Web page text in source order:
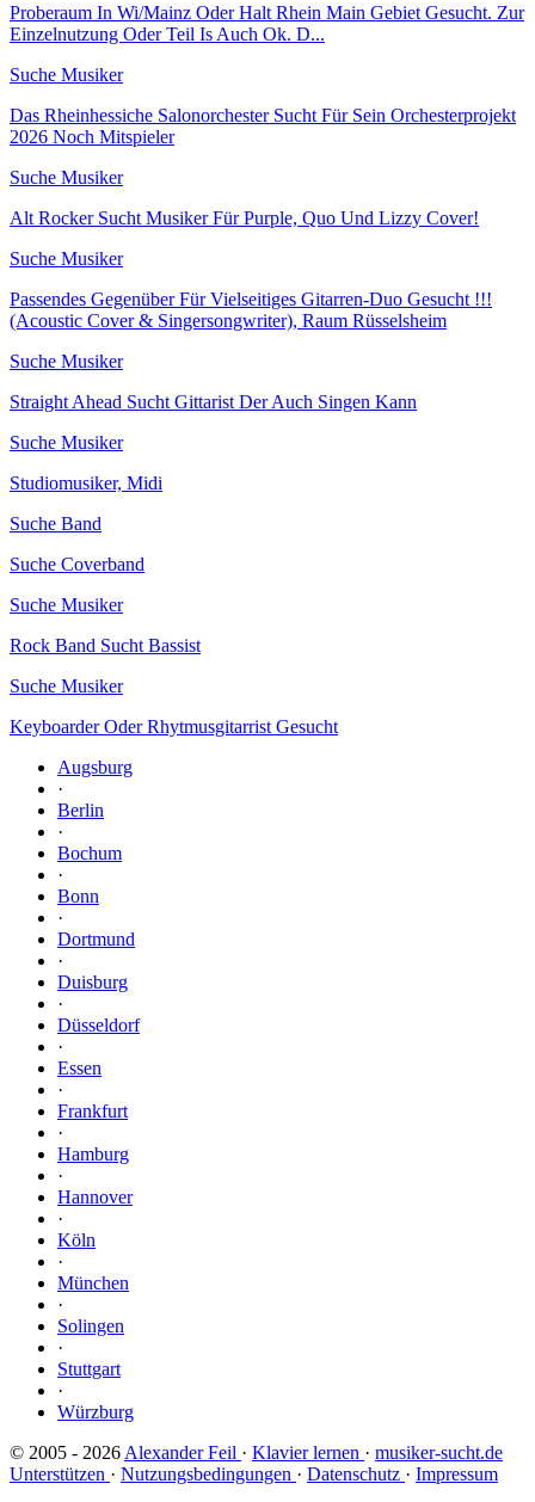
Proberaum In Wi/Mainz Oder Halt Rhein Main Gebiet Gesucht. Zur
Einzelnutzung Oder Teil Is Auch Ok. D...
Suche Musiker
Das Rheinhessiche Salonorchester Sucht Für Sein Orchesterprojekt
2026 Noch Mitspieler
Suche Musiker
Alt Rocker Sucht Musiker Für Purple, Quo Und Lizzy Cover!
Suche Musiker
Passendes Gegenüber Für Vielseitiges Gitarren-Duo Gesucht !!!
(Acoustic Cover & Singersongwriter), Raum Rüsselsheim
Suche Musiker
Straight Ahead Sucht Gittarist Der Auch Singen Kann
Suche Musiker
Studiomusiker, Midi
Suche Band
Suche Coverband
Suche Musiker
Rock Band Sucht Bassist
Suche Musiker
Keyboarder Oder Rhytmusgitarrist Gesucht
Augsburg
·
Berlin
·
Bochum
·
Bonn
·
Dortmund
·
Duisburg
·
Düsseldorf
·
Essen
·
Frankfurt
·
Hamburg
·
Hannover
·
Köln
·
München
·
Solingen
·
Stuttgart
·
Würzburg
© 2005 - 2026 Alexander Feil · Klavier lernen · musiker-sucht.de
Unterstützen · Nutzungsbedingungen · Datenschutz · Impressum